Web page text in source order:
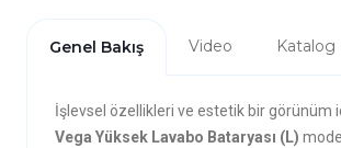
Genel Bakış Video Katalog
İşlevsel özellikleri ve estetik bir görünüm
Vega Yüksek Lavabo Bataryası (L)